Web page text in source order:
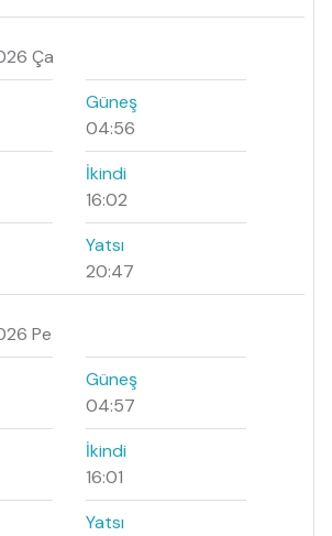
Ça
Güneş
04:56
İkindi
16:02
Yatsı
20:47
Pe
Güneş
04:57
İkindi
16:01
Yatsı